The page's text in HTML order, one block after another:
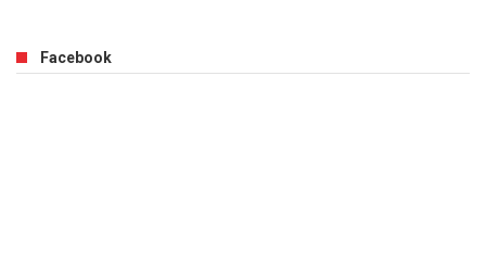
Facebook